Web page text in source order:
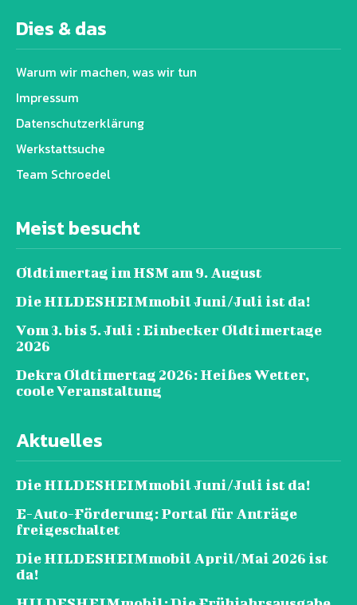
Dies & das
Warum wir machen, was wir tun
Impressum
Datenschutz­erklärung
Werkstattsuche
Team Schroedel
Meist besucht
Oldtimertag im HSM am 9. August
Die HILDESHEIMmobil Juni/Juli ist da!
Vom 3. bis 5. Juli : Einbecker Oldtimertage
2026
Dekra Oldtimertag 2026: Heißes Wetter,
coole Veranstaltung
Aktuelles
Die HILDESHEIMmobil Juni/Juli ist da!
E-Auto-Förderung: Portal für Anträge
freigeschaltet
Die HILDESHEIMmobil April/Mai 2026 ist
da!